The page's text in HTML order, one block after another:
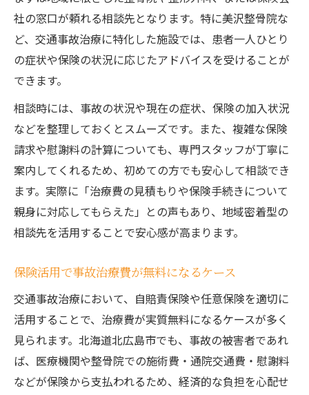
社の窓口が頼れる相談先となります。特に美沢整骨院な
ど、交通事故治療に特化した施設では、患者一人ひとり
の症状や保険の状況に応じたアドバイスを受けることが
できます。
相談時には、事故の状況や現在の症状、保険の加入状況
などを整理しておくとスムーズです。また、複雑な保険
請求や慰謝料の計算についても、専門スタッフが丁寧に
案内してくれるため、初めての方でも安心して相談でき
ます。実際に「治療費の見積もりや保険手続きについて
親身に対応してもらえた」との声もあり、地域密着型の
相談先を活用することで安心感が高まります。
保険活用で事故治療費が無料になるケース
交通事故治療において、自賠責保険や任意保険を適切に
活用することで、治療費が実質無料になるケースが多く
見られます。北海道北広島市でも、事故の被害者であれ
ば、医療機関や整骨院での施術費・通院交通費・慰謝料
などが保険から支払われるため、経済的な負担を心配せ